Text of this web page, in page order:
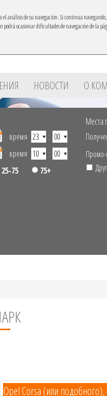
análisis de su navegación. Si continua
ocasionar dificultades de navegación de la
Ibacar на свой мобильный
НОВОСТИ О
время
:
время
:
25-75 75+
Места
Промо-
Opel Corsa (или подобного),